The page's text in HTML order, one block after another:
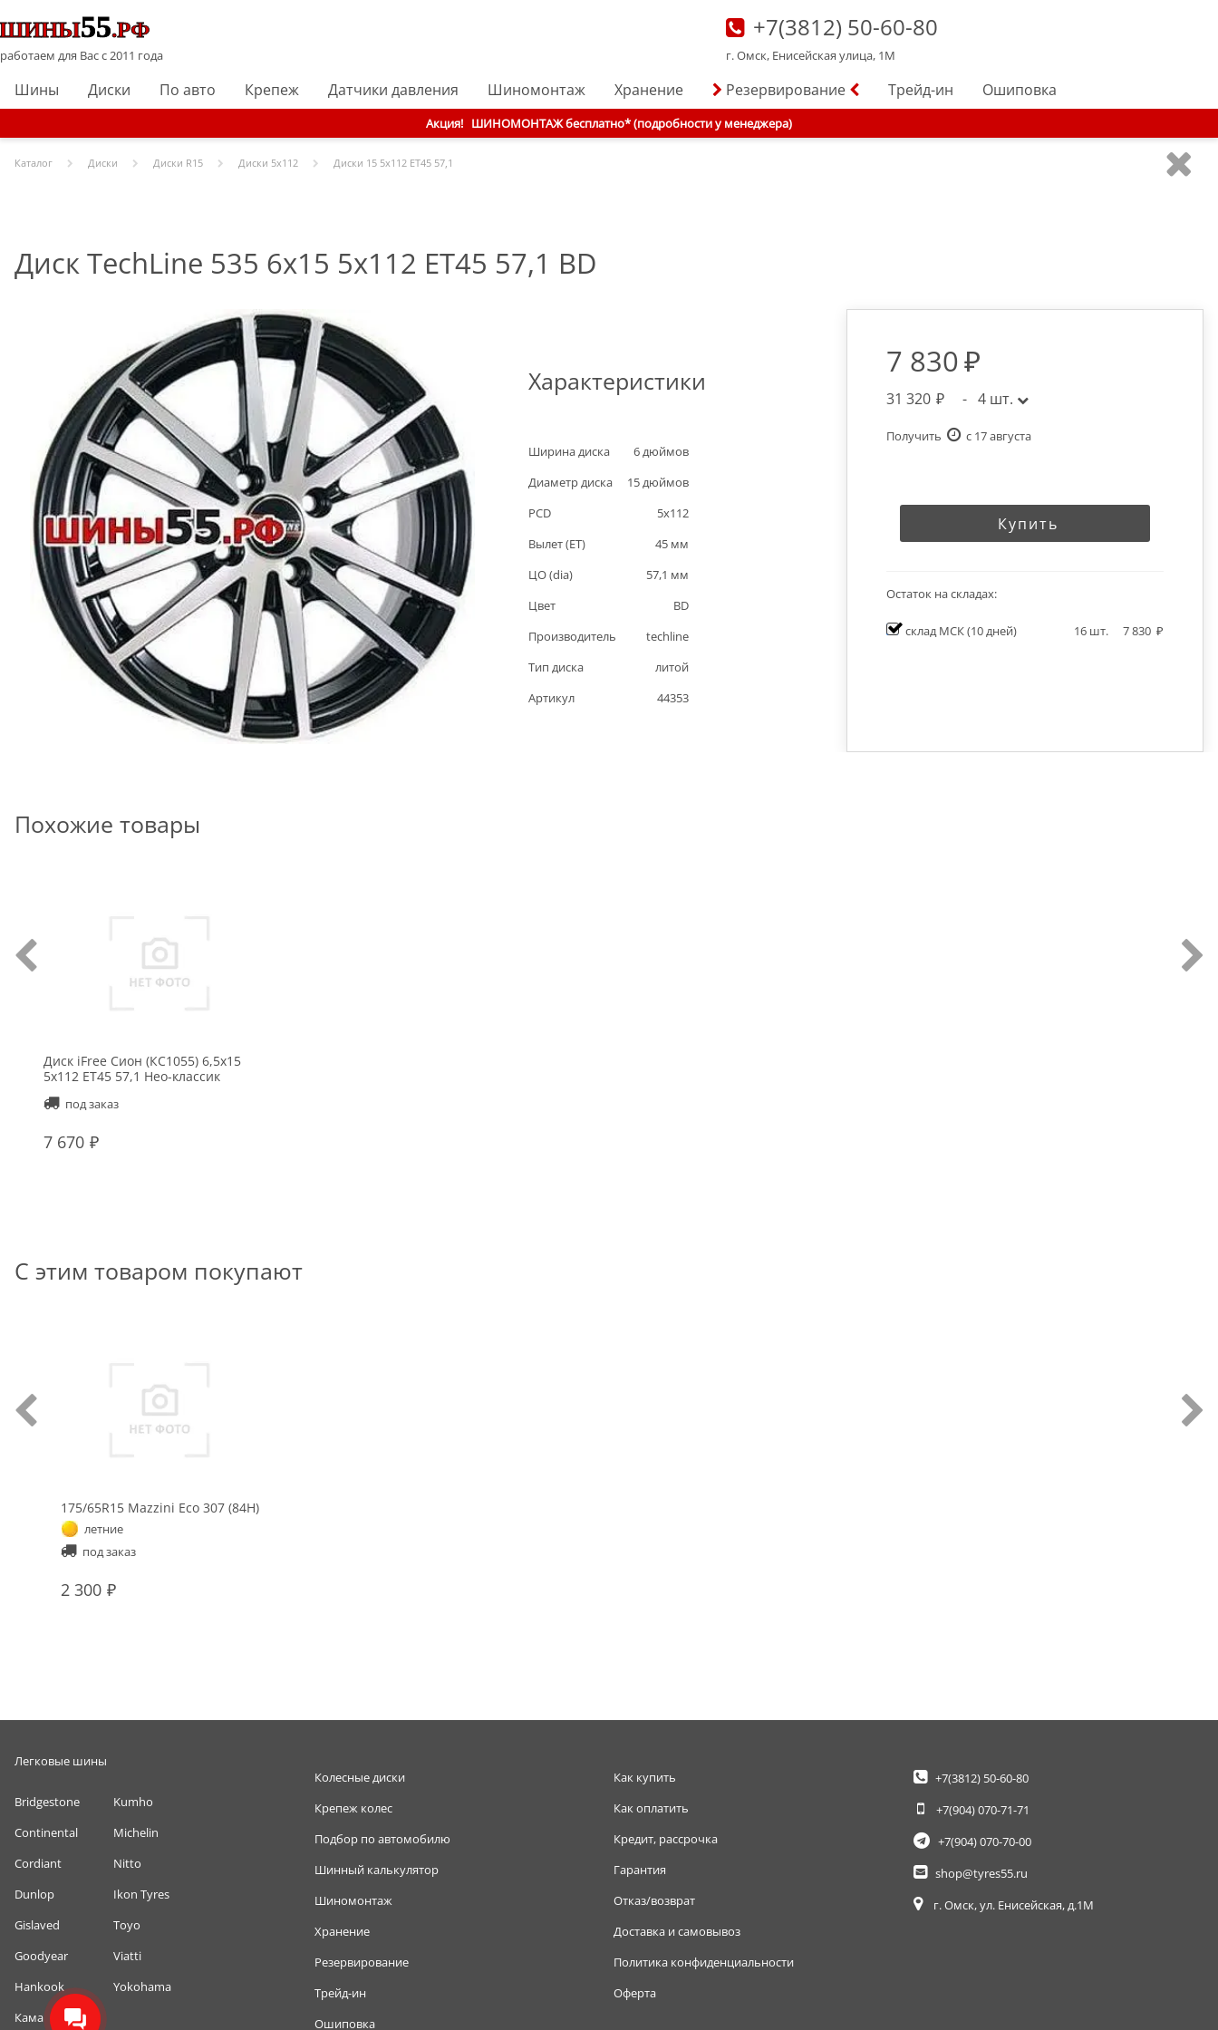
работаем для Вас с 2011 года
+7(3812) 50-60-80
г. Омск, Енисейская улица, 1М
Шины Диски По авто Крепеж Датчики давления Шиномонтаж Хранение Резервирование Трейд-ин Ошиповка
Акция! ШИНОМОНТАЖ бесплатно* (подробности у менеджера)
Каталог Диски Диски R15 Диски 5x112 Диски 15 5x112 ET45 57,1
Диск TechLine 535 6x15 5x112 ET45 57,1 BD
Характеристики
Ширина диска 6дюймов
Диаметр диска
15дюймов
PCD
5x112
Вылет (ET)
45 мм
ЦО (dia)
57,1 мм
Цвет
BD
Производитель
techline
Тип диска
литой
Артикул
44353
7 830
31 320 - 4 шт.
Получить c 17 августа
Купить
Остаток на складах:
склад МСК(10 дней) 16 шт. 7 830
Похожие товары
Диск iFree Сион (КС1055) 6,5x15
5x112 ET45 57,1 Нео-классик
под заказ
7 670
С этим товаром покупают
175/65R15 Mazzini Eco 307 (84H)
летние
под заказ
2 300
Легковые шины
Bridgestone
Continental
Cordiant
Dunlop
Gislaved
Goodyear
Hankook
Кама
Kumho
Michelin
Nitto
Ikon Tyres
Toyo
Viatti
Yokohama
Колесные диски
Крепеж колес
Подбор по автомобилю
Шинный калькулятор
Шиномонтаж
Хранение
Резервирование
Трейд-ин
Ошиповка
Как купить
Как оплатить
Кредит, рассрочка
Гарантия
Отказ/возврат
Доставка и самовывоз
Политика конфиденциальности
Оферта
+7(3812)50-60-80
+7(904)070-71-71
+7(904)070-70-00
shop@tyres55.ru
г. Омск, ул. Енисейская, д.1М